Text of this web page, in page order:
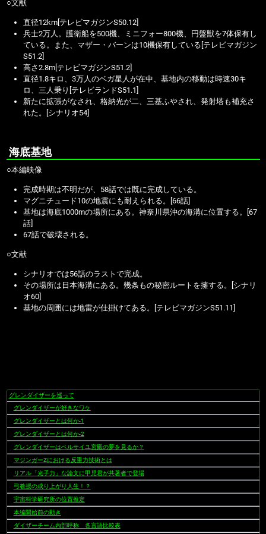
○文献
直径12km[テレビマガジンS50.12]
兵士2万人。護衛船を500機、ミニフォー800機、円盤獣を7体保有し
ている。また、マザー・バーンは10機保有している[テレビマガジン
S51.2]
高さ2.8m[テレビマガジンS51.2]
直径1.8キロ、3万人のベガ星人が在中、基地内の移動は時速30キ
ロ、三人乗り[テレビランドS51.1]
新たに拡張がなされ、格納光が二、三基ふやされ、発射塔も補充さ
れた。[シナリオ54]
海底基地
○本編映像
完成時期は不明だが、58話では既に完成している。
マグニチュード10の地震にも耐えられる。[66話]
基地は海底1000mの場所にある。神奈川県沖の海溝に位置する。[67
話]
67話で破壊される。
○文献
シナリオでは56話のラストで完成。
その場所は日本海溝にある。幾条もの秘密ルートを擁する。[シナリ
オ60]
基地の周囲には地雷が仕掛けてある。[テレビマガジンS51.11]
ナ
シ
ョ
ン
グレンダイザーを巡って
グレンダイザーが好きなワケ
グレンダイザーとは何か-1
グレンダイザーとは何か-2
グレンダイザーはベルサイユ宮殿の夢を見るか？
マジンガーZにおける反重力技術とは
リアル「光子力」な論文に甲児君が共著者で登場
弓教授の成り上がり人生！？
宇宙科学研究所の位置推定
本編開始前の動き
ダイザーチーム内部呼称 各言語比較表